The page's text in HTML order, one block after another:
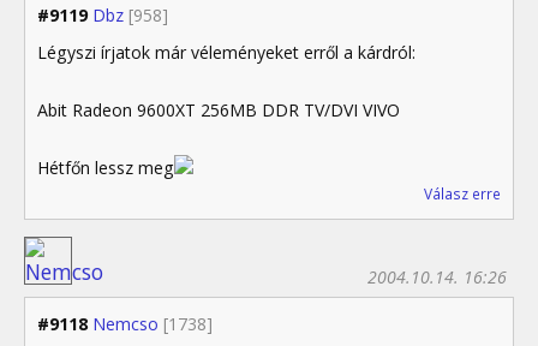
#9119 Dbz [958]
Légyszi írjatok már véleményeket erről a kárdról:
Abit Radeon 9600XT 256MB DDR TV/DVI VIVO
Hétfőn lessz meg
Válasz erre
#9118 Nemcso [1738]
2004.10.14. 16:26